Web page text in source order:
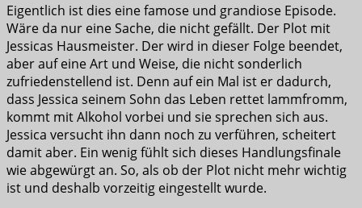
Eigentlich ist dies eine famose und grandiose Episode.
Wäre da nur eine Sache, die nicht gefällt. Der Plot mit
Jessicas Hausmeister. Der wird in dieser Folge beendet,
aber auf eine Art und Weise, die nicht sonderlich
zufriedenstellend ist. Denn auf ein Mal ist er dadurch,
dass Jessica seinem Sohn das Leben rettet lammfromm,
kommt mit Alkohol vorbei und sie sprechen sich aus.
Jessica versucht ihn dann noch zu verführen, scheitert
damit aber. Ein wenig fühlt sich dieses Handlungsfinale
wie abgewürgt an. So, als ob der Plot nicht mehr wichtig
ist und deshalb vorzeitig eingestellt wurde.